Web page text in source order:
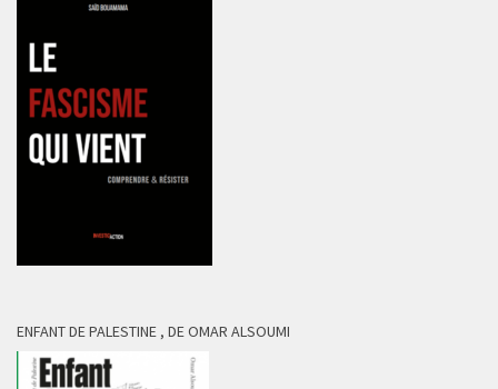
ENFANT DE PALESTINE , DE OMAR ALSOUMI